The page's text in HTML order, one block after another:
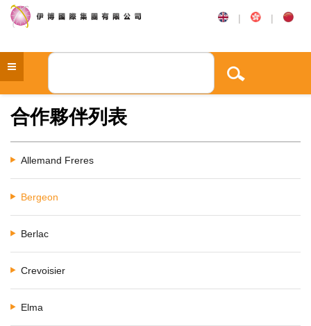
| |
合作夥伴列表
Allemand Freres
Bergeon
Berlac
Crevoisier
Elma